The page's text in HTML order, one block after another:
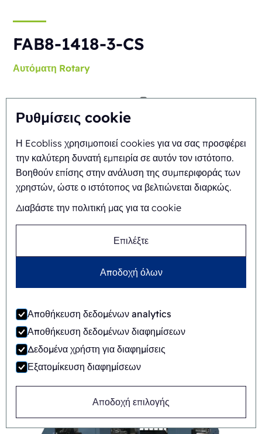
Ρυθμίσεις cookie
Η Ecobliss χρησιμοποιεί cookies για να σας προσφέρει
την καλύτερη δυνατή εμπειρία σε αυτόν τον ιστότοπο.
Βοηθούν επίσης στην ανάλυση της συμπεριφοράς των
χρηστών, ώστε ο ιστότοπος να βελτιώνεται διαρκώς.
Διαβάστε την πολιτική μας για τα cookie
Επιλέξτε
Αποδοχή όλων
Αποθήκευση δεδομένων analytics
Αποθήκευση δεδομένων διαφημίσεων
Δεδομένα χρήστη για διαφημίσεις
Εξατομίκευση διαφημίσεων
Αποδοχή επιλογής
FAB8-1418-3-CS
Αυτόματη Rotary
FAB8-1418-APB
Αυτόματη Rotary